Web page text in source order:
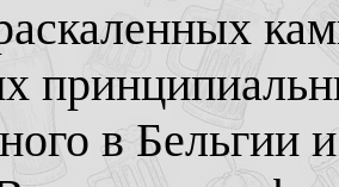
в Бельгии